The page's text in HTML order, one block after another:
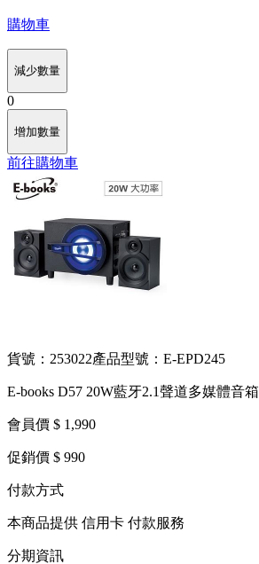
購物車
減少數量
0
增加數量
前往購物車
貨號：253022產品型號：E-EPD245
E-books D57 20W藍牙2.1聲道多媒體音箱
會員價 $ 1,990
促銷價 $ 990
付款方式
本商品提供 信用卡 付款服務
分期資訊